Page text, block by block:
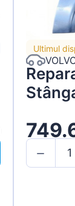
Ultimul